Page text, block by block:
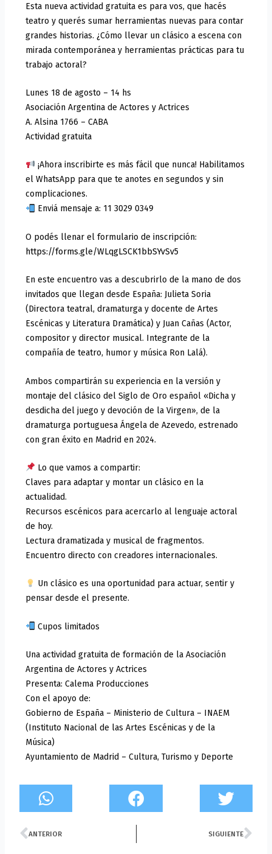
Esta nueva actividad gratuita es para vos, que hacés
teatro y querés sumar herramientas nuevas para contar
grandes historias. ¿Cómo llevar un clásico a escena con
mirada contemporánea y herramientas prácticas para tu
trabajo actoral?
Lunes 18 de agosto – 14 hs
Asociación Argentina de Actores y Actrices
A. Alsina 1766 – CABA
Actividad gratuita
¡Ahora inscribirte es más fácil que nunca! Habilitamos
el WhatsApp para que te anotes en segundos y sin
complicaciones.
Enviá mensaje a: 11 3029 0349
O podés llenar el formulario de inscripción:
https://forms.gle/WLqgLSCK1bbSYvSv5
En este encuentro vas a descubrirlo de la mano de dos
invitados que llegan desde España: Julieta Soria
(Directora teatral, dramaturga y docente de Artes
Escénicas y Literatura Dramática) y Juan Cañas (Actor,
compositor y director musical. Integrante de la
compañía de teatro, humor y música Ron Lalá).
Ambos compartirán su experiencia en la versión y
montaje del clásico del Siglo de Oro español «Dicha y
desdicha del juego y devoción de la Virgen», de la
dramaturga portuguesa Ángela de Azevedo, estrenado
con gran éxito en Madrid en 2024.
Lo que vamos a compartir:
Claves para adaptar y montar un clásico en la
actualidad.
Recursos escénicos para acercarlo al lenguaje actoral
de hoy.
Lectura dramatizada y musical de fragmentos.
Encuentro directo con creadores internacionales.
Un clásico es una oportunidad para actuar, sentir y
pensar desde el presente.
Cupos limitados
Una actividad gratuita de formación de la Asociación
Argentina de Actores y Actrices
Presenta: Calema Producciones
Con el apoyo de:
Gobierno de España – Ministerio de Cultura – INAEM
(Instituto Nacional de las Artes Escénicas y de la
Música)
Ayuntamiento de Madrid – Cultura, Turismo y Deporte
Prev
ANTERIOR SIGUIENTE